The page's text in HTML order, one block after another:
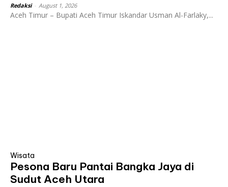
Redaksi August 1, 2026
Aceh Timur – Bupati Aceh Timur Iskandar Usman Al-Farlaky,...
Wisata
Pesona Baru Pantai Bangka Jaya di
Sudut Aceh Utara